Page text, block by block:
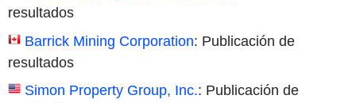
resultados
Barrick Mining Corporation: Publicación de
resultados
Simon Property Group, Inc.: Publicación de